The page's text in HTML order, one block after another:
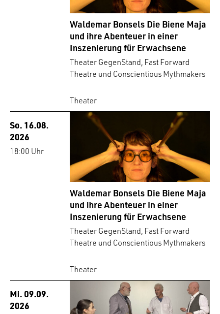
Waldemar Bonsels Die Biene Maja
und ihre Abenteuer in einer
Inszenierung für Erwachsene
Theater GegenStand, Fast Forward
Theatre und Conscientious Mythmakers
Theater
So. 16.08.
2026
18:00 Uhr
Waldemar Bonsels Die Biene Maja
und ihre Abenteuer in einer
Inszenierung für Erwachsene
Theater GegenStand, Fast Forward
Theatre und Conscientious Mythmakers
Theater
Mi. 09.09.
2026